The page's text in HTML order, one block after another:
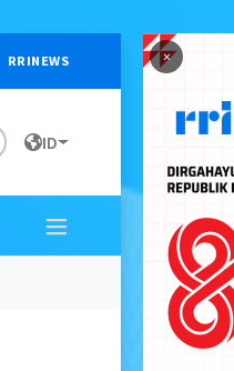
×
RRINEWS
ID